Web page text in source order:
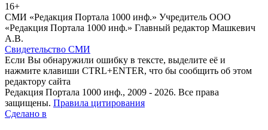
16+
СМИ «Редакция Портала 1000 инф.» Учредитель ООО
«Редакция Портала 1000 инф.» Главный редактор Машкевич
А.В.
Свидетельство СМИ
Если Вы обнаружили ошибку в тексте, выделите её и
нажмите клавиши CTRL+ENTER, что бы сообщить об этом
редактору сайта
Редакция Портала 1000 инф., 2009 - 2026. Все права
защищены. Правила цитирования
Сделано в